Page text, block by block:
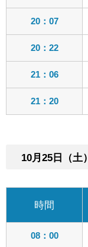
20：07
20：22
21：06
21：20
10月25日（土）
時間
08：00